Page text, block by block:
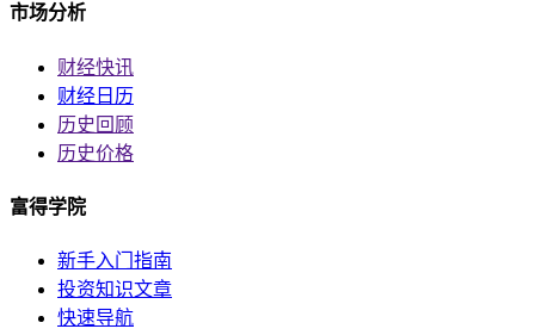
市场分析
财经快讯
财经日历
历史回顾
历史价格
富得学院
新手入门指南
投资知识文章
快速导航